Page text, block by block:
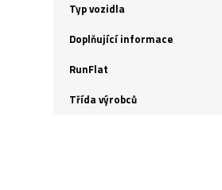
Typ vozidla
Doplňující informace
RunFlat
Třída výrobců